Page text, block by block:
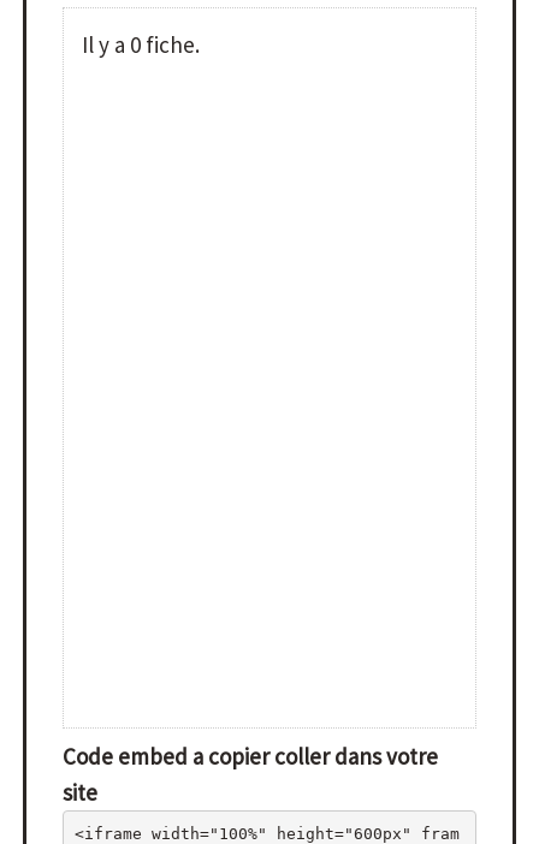
Code embed a copier coller dans votre
site
<iframe width="100%" height="600px" fram